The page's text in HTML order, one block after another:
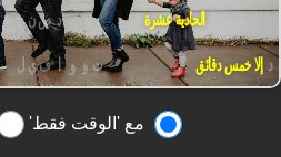
مع 'الوقت فقط'